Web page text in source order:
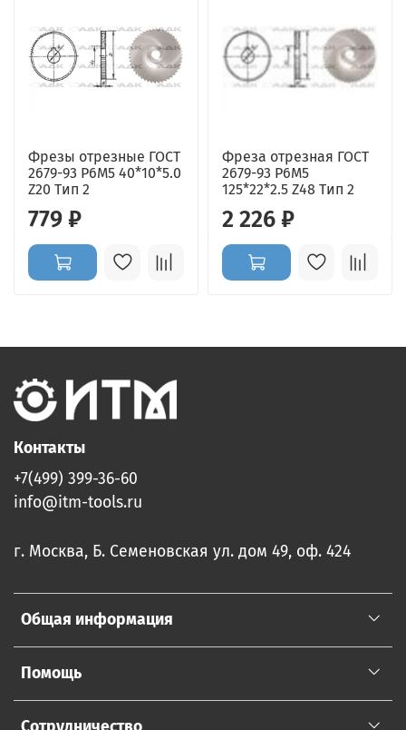
Фрезы отрезные ГОСТ
2679-93 Р6М5 40*10*5.0
Z20 Тип 2
779 ₽
Фреза отрезная ГОСТ
2679-93 Р6М5
125*22*2.5 Z48 Тип 2
2 226 ₽
Общая информация
Помощь
Контакты
+7(499) 399-36-60
info@itm-tools.ru
г. Москва, Б. Семеновская ул. дом 49, оф. 424